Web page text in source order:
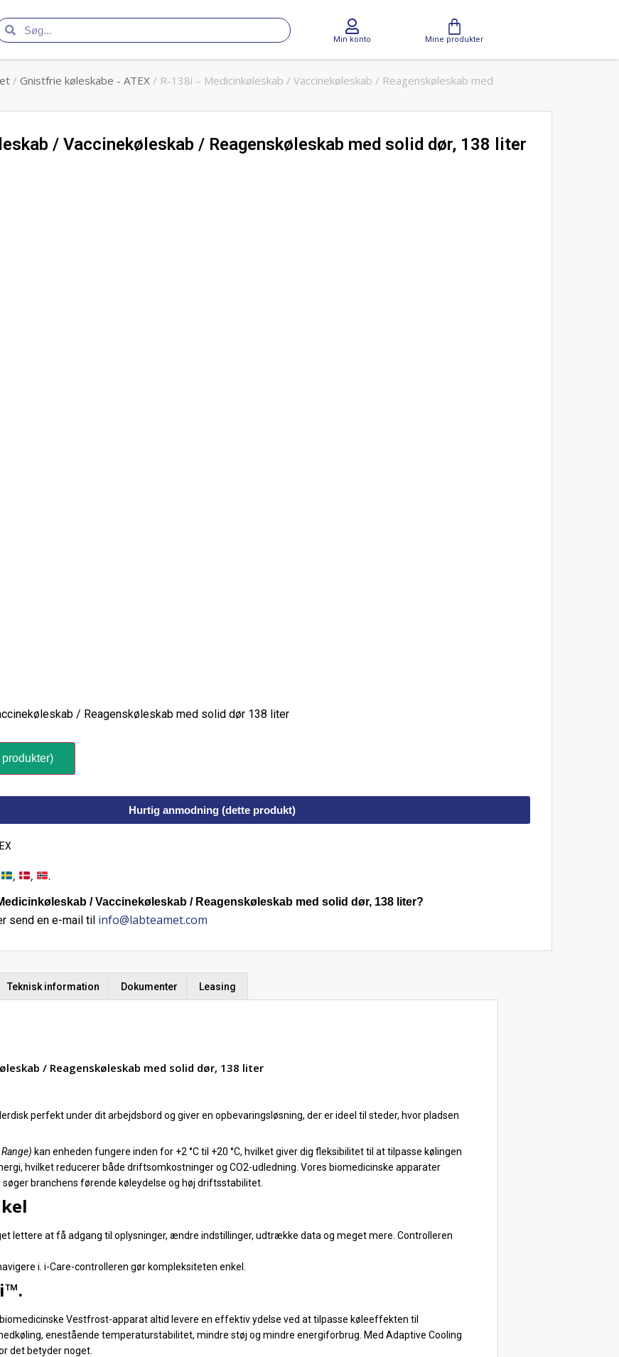
Min konto Mine produkter
/ Gnistfrie køleskabe - ATEX / R-138i – Medicinkøleskab / Vaccinekøleskab / Reagenskøleskab med
/ Vaccinekøleskab / Reagenskøleskab med solid dør, 138 liter
/ Reagenskøleskab med solid dør 138 liter
Hurtig anmodning (dette produkt)
, , .
/ Vaccinekøleskab / Reagenskøleskab med solid dør, 138 liter?
send en e-mail til info@labteamet.com
Teknisk information Dokumenter Leasing
/ Reagenskøleskab med solid dør, 138 liter
perfekt under dit arbejdsbord og giver en opbevaringsløsning, der er ideel til steder, hvor pladsen
kan enheden fungere inden for +2 °C til +20 °C, hvilket giver dig fleksibilitet til at tilpasse kølingen
hvilket reducerer både driftsomkostninger og CO2-udledning. Vores biomedicinske apparater
branchens førende køleydelse og høj driftsstabilitet.
lettere at få adgang til oplysninger, ændre indstillinger, udtrække data og meget mere. Controlleren
i. i-Care-controlleren gør kompleksiteten enkel.
Vestfrost-apparat altid levere en effektiv ydelse ved at tilpasse køleeffekten til
enestående temperaturstabilitet, mindre støj og mindre energiforbrug. Med Adaptive Cooling
det betyder noget.